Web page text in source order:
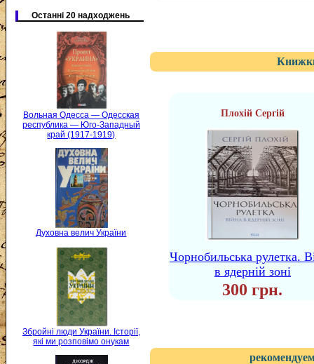
Останні 20 надходжень
Вольная Одесса — Одесская
республика — Юго-Западный
край (1917-1919)
Духовна велич України
Збройні люди України. Історії,
які ми розповімо онукам
Плохій Сергій
Чорнобильська рулетка.
в ядерній зоні
300 грн.